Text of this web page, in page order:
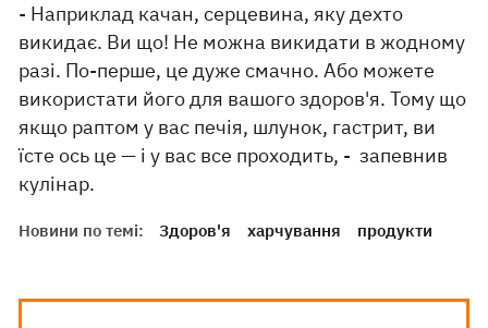
- Наприклад качан, серцевина, яку дехто
викидає. Ви що! Не можна викидати в жодному
разі. По-перше, це дуже смачно. Або можете
використати його для вашого здоров'я. Тому що
якщо раптом у вас печія, шлунок, гастрит, ви
їсте ось це — і у вас все проходить, - запевнив
кулінар.
Новини по темі: Здоров'я харчування продукти